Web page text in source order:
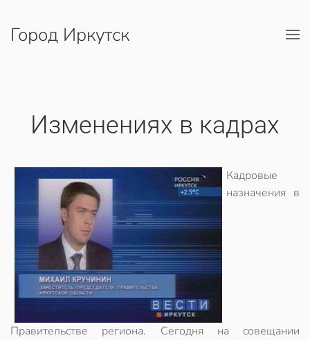
Перейти к содержимому
Город Иркутск
Изменениях в кадрах
Кадровые
назначения в
Правительстве региона. Сегодня на совещании